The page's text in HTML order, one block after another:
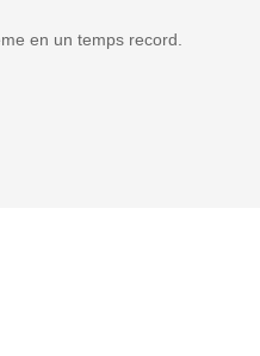
en un temps record.